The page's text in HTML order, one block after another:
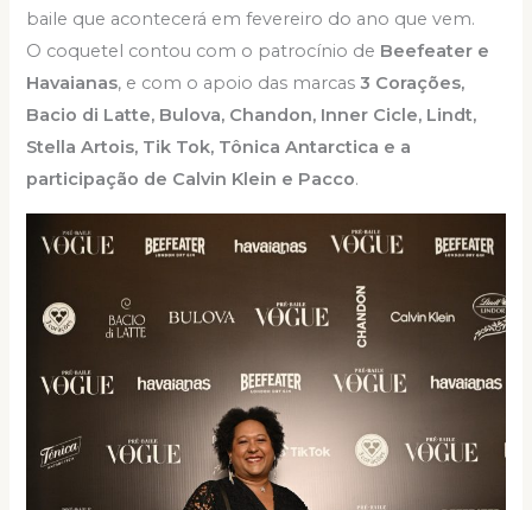
baile que acontecerá em fevereiro do ano que vem.
O coquetel contou com o patrocínio de Beefeater e
Havaianas, e com o apoio das marcas3 Corações,
Bacio di Latte, Bulova, Chandon, Inner Cicle, Lindt,
Stella Artois, Tik Tok, Tônica Antarctica e a
participação de Calvin Klein e Pacco.